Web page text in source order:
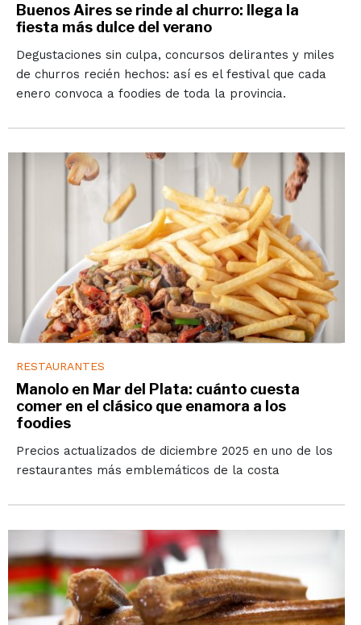
Buenos Aires se rinde al churro: llega la
fiesta más dulce del verano
Degustaciones sin culpa, concursos delirantes y miles
de churros recién hechos: así es el festival que cada
enero convoca a foodies de toda la provincia.
RESTAURANTES
Manolo en Mar del Plata: cuánto cuesta
comer en el clásico que enamora a los
foodies
Precios actualizados de diciembre 2025 en uno de los
restaurantes más emblemáticos de la costa